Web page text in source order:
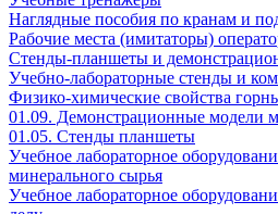
Наглядные пособия по кранам и
Рабочие места (имитаторы)
Стенды-планшеты и
Учебно-лабораторные стенды и
Физико-химические свойства
01.09. Демонстрационные модели
01.05. Стенды планшеты
Учебное лабораторное
минерального сырья
Учебное лабораторное